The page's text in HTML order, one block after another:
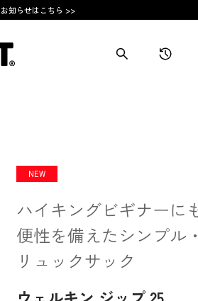
お知らせはこちら >>
ハイキングビギナーに
便性を備えたシンプル
リュックサック
NEW